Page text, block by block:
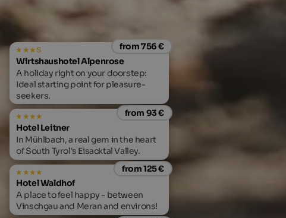
from 756 €
s
Wirtshaushotel Alpenrose
A holiday right on your doorstep:
Ideal starting point for pleasure-
seekers.
from 93 €
Hotel Leitner
In Mühlbach, a real gem in the heart
of South Tyrol's Eisacktal Valley.
from 125 €
Hotel Waldhof
A place to feel happy - between
Vinschgau and Meran and environs!